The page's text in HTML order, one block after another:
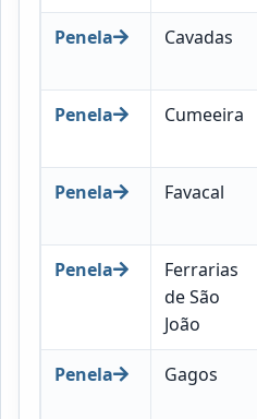
Penela Cavadas
Penela Cumeeira
Penela Favacal
Penela
Ferrarias
de São
João
Penela Gagos